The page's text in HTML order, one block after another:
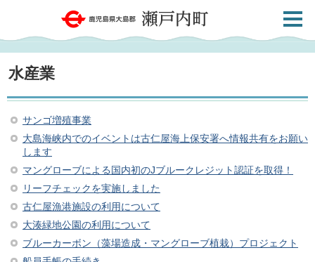
鹿児島県大島郡 瀬戸内町
共通メ
水産業
サンゴ増殖事業
大島海峡内でのイベントは古仁屋海上保安署へ情報共有をお願い
します
マングローブによる国内初のJブルークレジット認証を取得！
リーフチェックを実施しました
古仁屋漁港施設の利用について
大湊緑地公園の利用について
ブルーカーボン（藻場造成・マングローブ植栽）プロジェクト